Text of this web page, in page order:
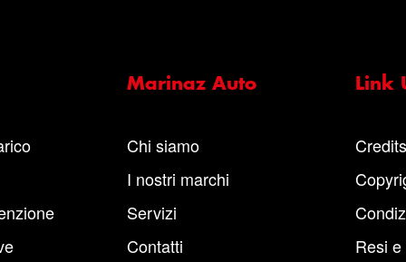
Marinaz Auto
Chi siamo
I nostri marchi
Servizi
Contatti
Link
Credits
Resi